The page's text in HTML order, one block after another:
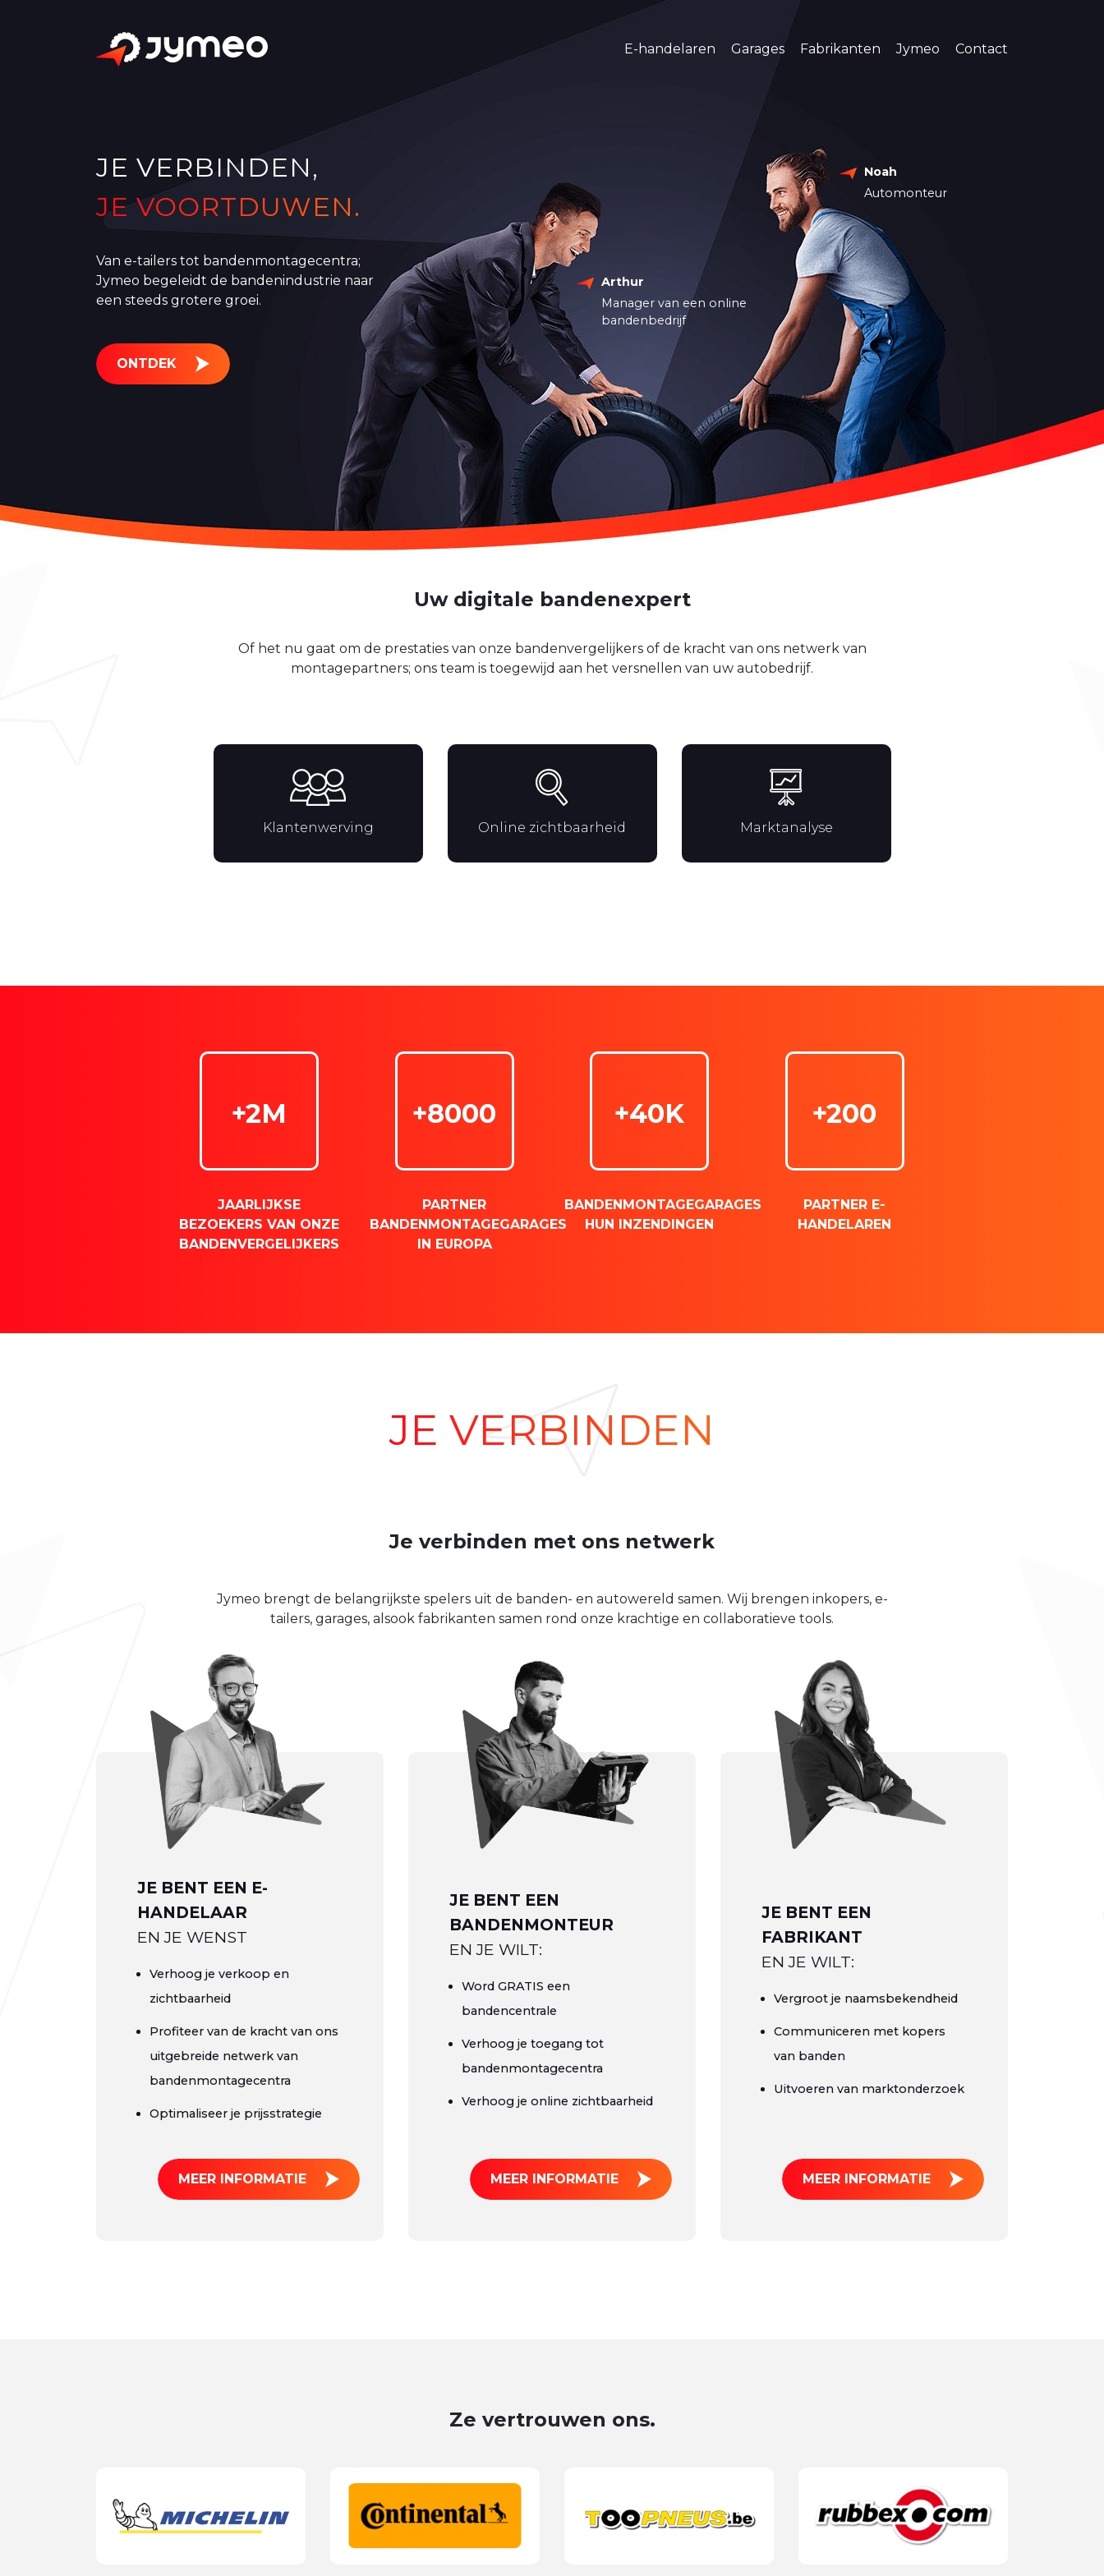
E-handelaren Garages Fabrikanten Jymeo Contact
JE VERBINDEN,
JE VOORTDUWEN.
Van e-tailers tot bandenmontagecentra;
Jymeo begeleidt de bandenindustrie naar
een steeds grotere groei.
ONTDEK
Arthur
Manager van een online
bandenbedrijf
Noah
Automonteur
Uw digitale bandenexpert
Of het nu gaat om de prestaties van onze bandenvergelijkers of de kracht van ons netwerk van
montagepartners; ons team is toegewijd aan het versnellen van uw autobedrijf.
Klantenwerving Online zichtbaarheid Marktanalyse
+2M
JAARLIJKSE
BEZOEKERS VAN ONZE
BANDENVERGELIJKERS
+8000
PARTNER
BANDENMONTAGEGARAGES
IN EUROPA
+40K
BANDENMONTAGEGARAGES
HUN INZENDINGEN
+200
PARTNER E-
HANDELAREN
JE VERBINDEN
Je verbinden met ons netwerk
Jymeo brengt de belangrijkste spelers uit de banden- en autowereld samen. Wij brengen inkopers, e-
tailers, garages, alsook fabrikanten samen rond onze krachtige en collaboratieve tools.
JE BENT EEN E-
HANDELAAR
EN JE WENST
Verhoog je verkoop en
zichtbaarheid
Profiteer van de kracht van ons
uitgebreide netwerk van
bandenmontagecentra
Optimaliseer je prijsstrategie
MEER INFORMATIE
JE BENT EEN
BANDENMONTEUR
EN JE WILT:
Word GRATIS een
bandencentrale
Verhoog je toegang tot
bandenmontagecentra
Verhoog je online zichtbaarheid
MEER INFORMATIE
JE BENT EEN
FABRIKANT
EN JE WILT:
Vergroot je naamsbekendheid
Communiceren met kopers
van banden
Uitvoeren van marktonderzoek
MEER INFORMATIE
Ze vertrouwen ons.